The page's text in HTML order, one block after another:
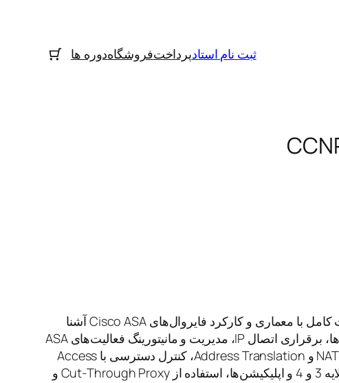
ثبت نام استادپرداختفروشگاهدوره ها
توی دوره CCNP Firewall شما به صورت کامل با معماری و کارکرد فایروال‌های Cisco ASA آشنا
می‌شید. مباحثی مثل پیکربندی اینترفیس‌ها، برقراری اتصال IP، مدیریت و مانیتورینگ فعالیت‌های ASA
آموزش داده می‌شه. همچنین روش‌های NAT و Address Translation، کنترل دسترسی با Access
Control، بررسی و بازرسی ترافیک در لایه 3 و 4 و اپلیکیشن‌ها، استفاده از Cut-Through Proxy و